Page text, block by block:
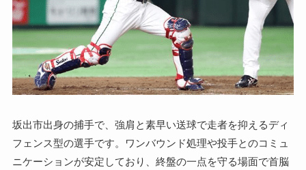
坂出市出身の捕手で、強肩と素早い送球で走者を抑えるディ
フェンス型の選手です。ワンバウンド処理や投手とのコミュ
ニケーションが安定しており、終盤の一点を守る場面で首脳